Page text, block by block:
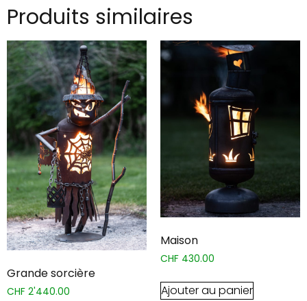
Produits similaires
Grande sorcière
CHF 2'440.00
Maison
CHF 430.00
Ajouter au panier